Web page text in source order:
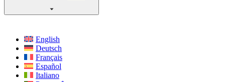
English
Deutsch
Français
Español
Italiano